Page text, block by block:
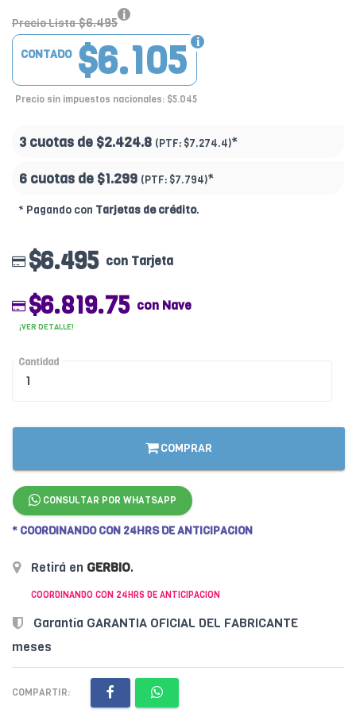
Precio Lista $6.495
$6.105
CONTADO
Precio sin impuestos nacionales: $5.045
3 cuotas de $2.424.8 (PTF: $7.274.4)*
6 cuotas de $1.299 (PTF: $7.794)*
* Pagando con Tarjetas de crédito.
$6.495 con Tarjeta
$6.819.75 con Nave
¡VER DETALLE!
Cantidad
COMPRAR
CONSULTAR POR WHATSAPP
* COORDINANDO CON 24HRS DE ANTICIPACION
Retirá en GERBIO.
COORDINANDO CON 24HRS DE ANTICIPACION
Garantía GARANTIA OFICIAL DEL FABRICANTE
meses
COMPARTIR: